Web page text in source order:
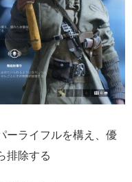
ーライフルを構え、優
排除する